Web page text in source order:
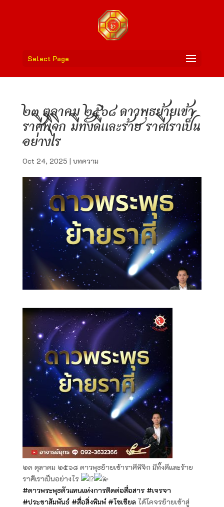
Select Page
๒๓ ตุลาคม ๒๕๖๘ ดาวพุธย้ายเข้า
ราศีพิจิก มีทั้งดีและร้าย ราศีเราเป็น
อย่างไร
Oct 24, 2025 | บทความ
๒๓ ตุลาคม ๒๕๖๘ ดาวพุธย้ายเข้าราศีพิจิก มีทั้งดีและร้าย
ราศีเราเป็นอย่างไร
#ดาวพระพุธตัวแทนแห่งการติดต่อสื่อสาร #เจรจา
#ประชาสัมพันธ์ #สื่อสิ่งพิมพ์ #โซเชียลได้โคจรย้ายเข้าสู่